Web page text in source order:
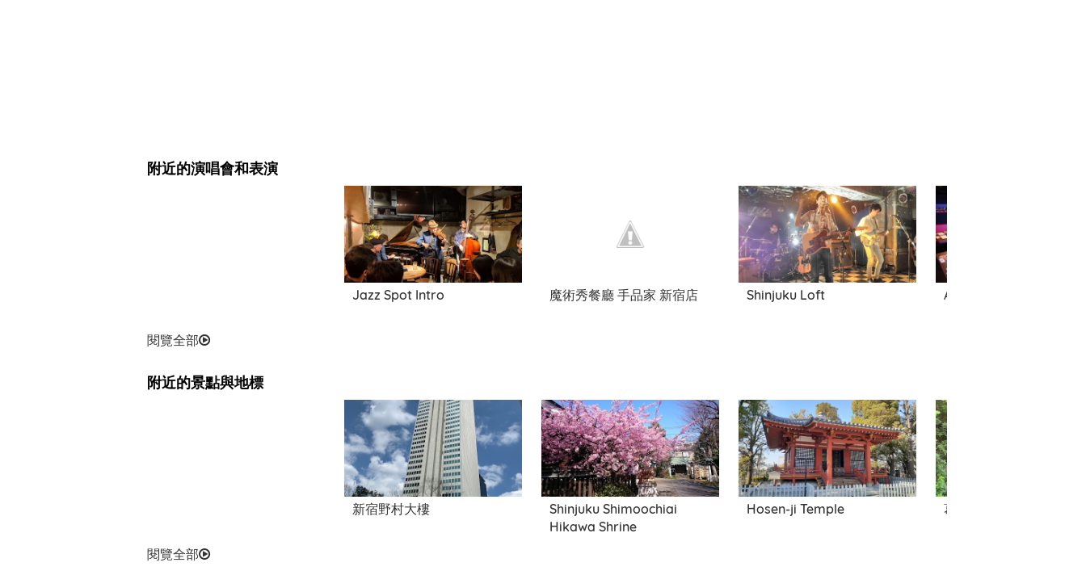
附近的演唱會和表演
Jazz Spot Intro 魔術秀餐廳 手品家 新宿店 Shinjuku Loft Arise Mai no Yakata
閱覽全部
附近的景點與地標
新宿野村大樓
Shinjuku Shimoochiai
Hikawa Shrine
Hosen-ji Temple 葛谷御靈神社
閱覽全部